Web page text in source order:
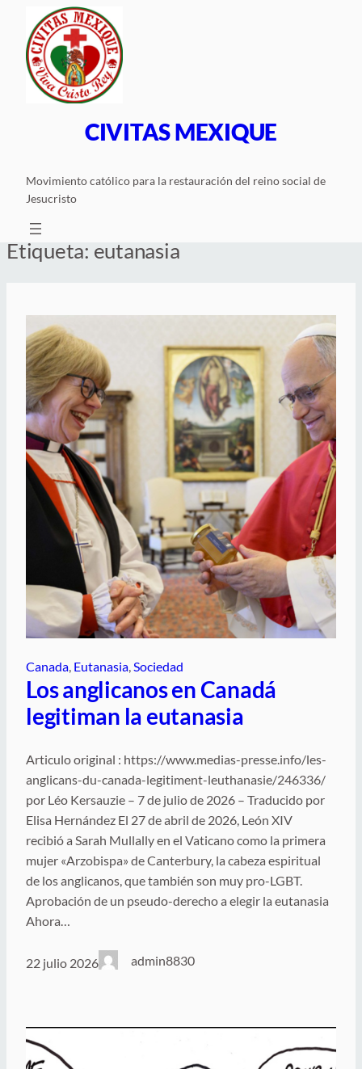
contenido
CIVITAS MEXIQUE
Movimiento católico para la restauración del reino social de
Jesucristo
Etiqueta: eutanasia
Canada, Eutanasia, Sociedad
Los anglicanos en Canadá
legitiman la eutanasia
Articulo original : https://www.medias-presse.info/les-
anglicans-du-canada-legitiment-leuthanasie/246336/
por Léo Kersauzie – 7 de julio de 2026 – Traducido por
Elisa Hernández El 27 de abril de 2026, León XIV
recibió a Sarah Mullally en el Vaticano como la primera
mujer «Arzobispa» de Canterbury, la cabeza espiritual
de los anglicanos, que también son muy pro-LGBT.
Aprobación de un pseudo-derecho a elegir la eutanasia
Ahora…
22 julio 2026 admin8830